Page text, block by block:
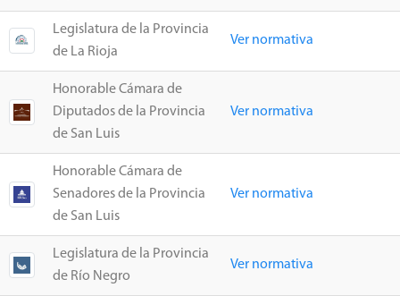
Legislatura de la Provincia
de La Rioja
Ver normativa
Honorable Cámara de
Diputados de la Provincia
de San Luis
Ver normativa
Honorable Cámara de
Senadores de la Provincia
de San Luis
Ver normativa
Legislatura de la Provincia
de Río Negro
Ver normativa